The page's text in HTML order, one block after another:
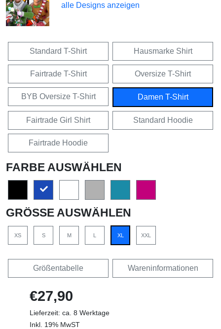
alle Designs anzeigen
Standard T-Shirt Hausmarke Shirt
Fairtrade T-Shirt Oversize T-Shirt
BYB Oversize T-Shirt Damen T-Shirt
Fairtrade Girl Shirt Standard Hoodie
Fairtrade Hoodie
FARBE AUSWÄHLEN
GRÖSSE AUSWÄHLEN
XS S M L XL XXL
Größentabelle Wareninformationen
€27,90
Lieferzeit: ca. 8 Werktage
Inkl. 19% MwST